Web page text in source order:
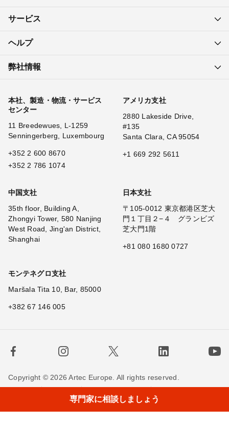
サービス
ヘルプ
弊社情報
本社、製造・物流・サービス
センター
11 Breedewues, L-1259
Senningerberg, Luxembourg
+352 2 600 8670
+352 2 786 1074
アメリカ支社
2880 Lakeside Drive,
#135
Santa Clara, CA 95054
+1 669 292 5611
中国支社
35th floor, Building A,
Zhongyi Tower, 580 Nanjing
West Road, Jing'an District,
Shanghai
日本支社
〒105-0012 東京都港区芝大
門１丁目２−４ グランビズ
芝大門1階
+81 080 1680 0727
モンテネグロ支社
Maršala Tita 10, Bar, 85000
+382 67 146 005
Copyright © 2026 Artec Europe. All rights reserved.
Cookieの使用に関する方針
お問い合わせ
専門家に相談しましょう